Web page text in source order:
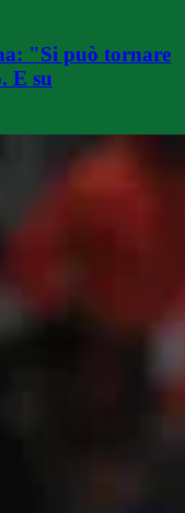
"Si può tornare
E su